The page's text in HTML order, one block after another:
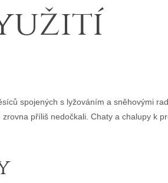
spojených s lyžováním a sněhovými
příliš nedočkali. Chaty a chalupy k